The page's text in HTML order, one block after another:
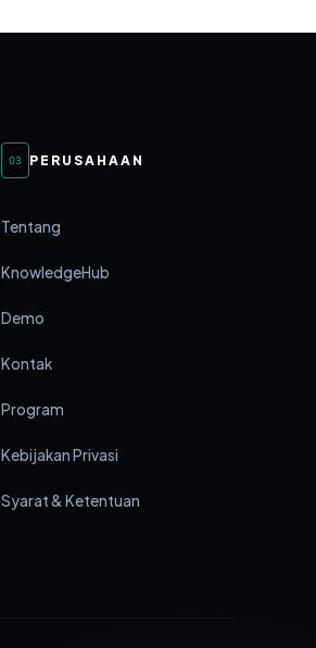
03 PERUSAHAAN
Tentang
KnowledgeHub
Demo
Kontak
Program
Kebijakan Privasi
Syarat & Ketentuan